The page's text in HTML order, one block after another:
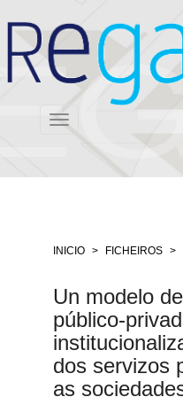
rápido
contido
da
Navegación
principal
Toggle
navigation
INICIO FICHEIROS
Un modelo
público-
dos servizos
as